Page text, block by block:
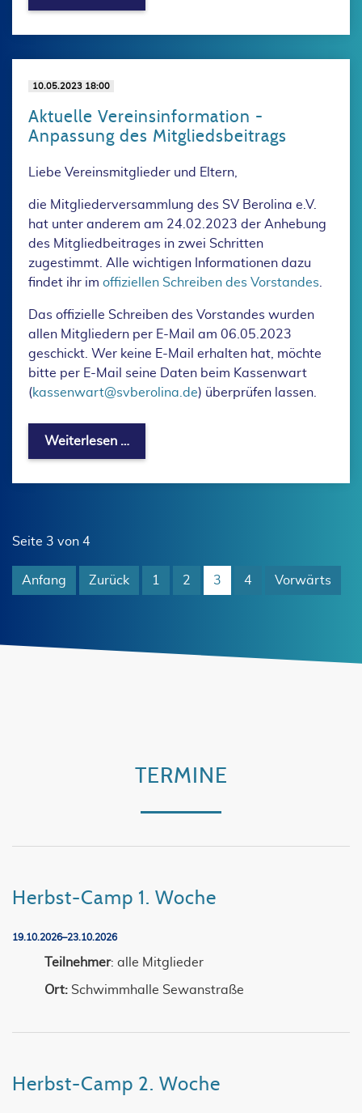
10.05.2023 18:00
Aktuelle Vereinsinformation -
Anpassung des Mitgliedsbeitrags
Liebe Vereinsmitglieder und Eltern,
die Mitgliederversammlung des SV Berolina e.V.
hat unter anderem am 24.02.2023 der Anhebung
des Mitgliedbeitrages in zwei Schritten
zugestimmt. Alle wichtigen Informationen dazu
findet ihr im offiziellen Schreiben des Vorstandes
Das offizielle Schreiben des Vorstandes wurden
allen Mitgliedern per E-Mail am 06.05.2023
geschickt. Wer keine E-Mail erhalten hat, möchte
bitte per E-Mail seine Daten beim Kassenwart
(kassenwart@svberolina.de) überprüfen lassen.
Weiterlesen …
Seite 3 von 4
Anfang Zurück 1 2 3 4 Vorwärts
TERMINE
Herbst-Camp 1. Woche
19.10.2026–23.10.2026
Teilnehmer: alle Mitglieder
Ort: Schwimmhalle Sewanstraße
Herbst-Camp 2. Woche